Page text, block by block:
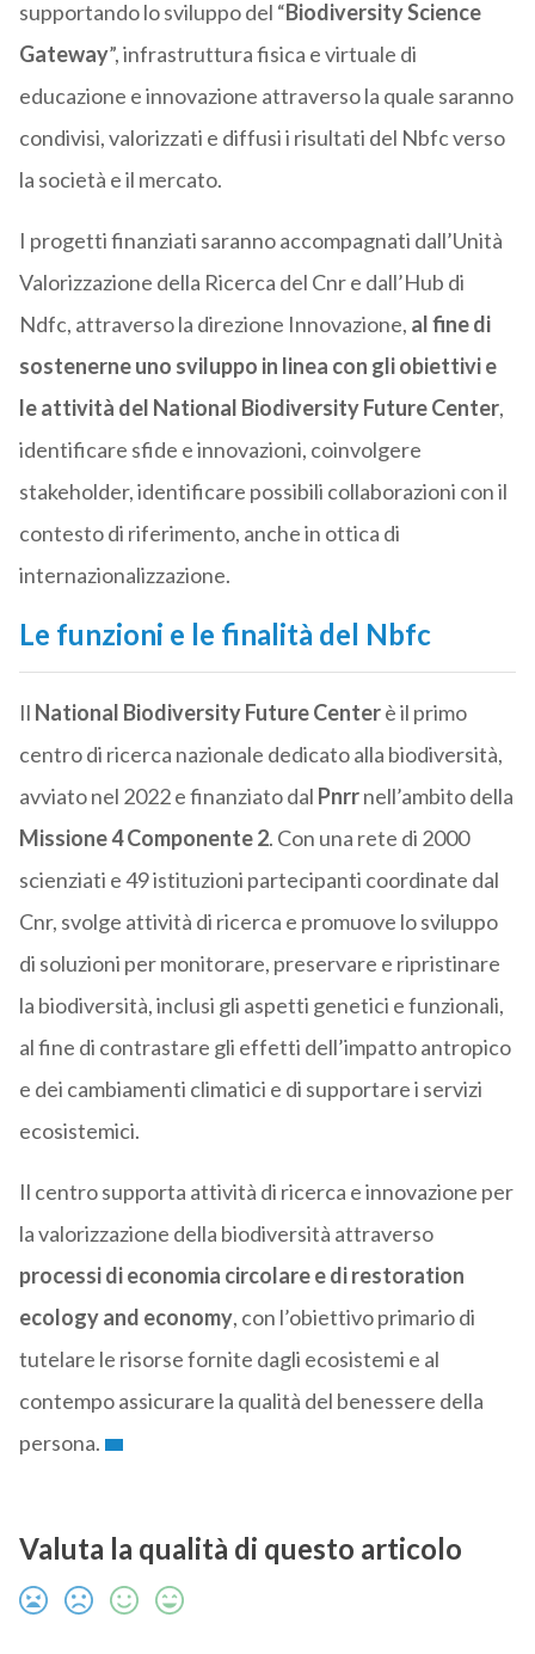
supportando lo sviluppo del “Biodiversity Science
Gateway”, infrastruttura fisica e virtuale di
educazione e innovazione attraverso la quale saranno
condivisi, valorizzati e diffusi i risultati del Nbfc verso
la società e il mercato.
I progetti finanziati saranno accompagnati dall’Unità
Valorizzazione della Ricerca del Cnr e dall’Hub di
Ndfc, attraverso la direzione Innovazione, al fine di
sostenerne uno sviluppo in linea con gli obiettivi e
le attività del National Biodiversity Future Center,
identificare sfide e innovazioni, coinvolgere
stakeholder, identificare possibili collaborazioni con il
contesto di riferimento, anche in ottica di
internazionalizzazione.
Le funzioni e le finalità del Nbfc
Il National Biodiversity Future Centerè il primo
centro di ricerca nazionale dedicato alla biodiversità,
avviato nel 2022 e finanziato dal Pnrrnell’ambito della
Missione 4 Componente 2. Con una rete di 2000
scienziati e 49 istituzioni partecipanti coordinate dal
Cnr, svolge attività di ricerca e promuove lo sviluppo
di soluzioni per monitorare, preservare e ripristinare
la biodiversità, inclusi gli aspetti genetici e funzionali,
al fine di contrastare gli effetti dell’impatto antropico
e dei cambiamenti climatici e di supportare i servizi
ecosistemici.
Il centro supporta attività di ricerca e innovazione per
la valorizzazione della biodiversità attraverso
processi di economia circolare e di restoration
ecology and economy, con l’obiettivo primario di
tutelare le risorse fornite dagli ecosistemi e al
contempo assicurare la qualità del benessere della
persona.
Valuta la qualità di questo articolo